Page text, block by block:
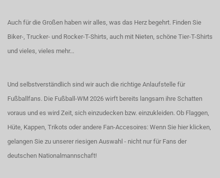
Auch für die Großen haben wir alles, was das Herz begehrt. Finden Sie
Biker-, Trucker- und Rocker-T-Shirts, auch mit Nieten, schöne Tier-T-Shirts
und vieles, vieles mehr...
Und selbstverständlich sind wir auch die richtige Anlaufstelle für
Fußballfans. Die Fußball-WM 2026 wirft bereits langsam ihre Schatten
voraus und es wird Zeit, sich einzudecken bzw. einzukleiden. Ob Flaggen,
Hüte, Kappen, Trikots oder andere Fan-Accesoires: Wenn Sie hier klicken,
gelangen Sie zu unserer riesigen Auswahl - nicht nur für Fans der
deutschen Nationalmannschaft!